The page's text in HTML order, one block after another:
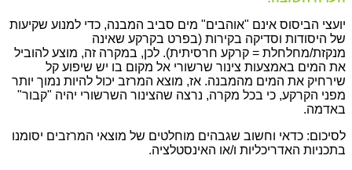
יועצי הביסוס אינם "אוהבים" מים סביב המבנה, כדי למנוע שקיעות
של היסודות וסדיקה בקירות (בפרט בקרקע שאינה
מנקזת/מחלחלת = קרקע חרסיתית). לכן, במקרה זה, מוצע להוביל
את המים באמצעות צינור שרשורי אל מקום בו יש שיפוע קל
שירחיק את המים מהמבנה. אז, מוצא המרזב יכול להיות נמוך יותר
מפני הקרקע, כי בכל מקרה, נרצה שהצינור השרשורי יהיה "קבור"
באדמה.
לסיכום: כדאי וחשוב שגבהים מוחלטים של מוצאי המרזבים יסומנו
בתכניות האדריכליות ו/או האינסטלציה.